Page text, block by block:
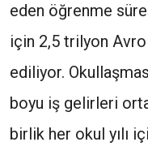
eden öğrenme
için 2,5 trilyon
ediliyor.
boyu iş gelirleri
birlik her okul yılı